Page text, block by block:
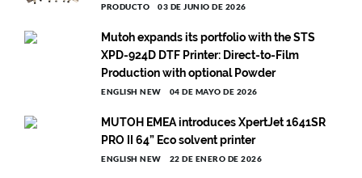
PRODUCTO 03 DE JUNIO DE 2026
Mutoh expands its portfolio with the STS
XPD-924D DTF Printer: Direct-to-Film
Production with optional Powder
ENGLISH NEW 04 DE MAYO DE 2026
MUTOH EMEA introduces XpertJet 1641SR
PRO II 64” Eco solvent printer
ENGLISH NEW 22 DE ENERO DE 2026